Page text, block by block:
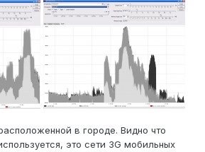
в городе. Видно что
это сети 3G мобильных